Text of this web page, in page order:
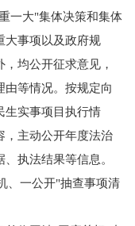
大"集体决策和集体
大事项以及政府规
均公开征求意见，
由等情况。按规定向
生实事项目执行情
，主动公开年度法治
执法结果等信息。
、一公开"抽查事项清